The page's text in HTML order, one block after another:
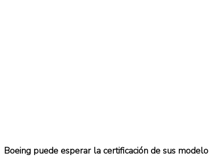
Boeing puede esperar la certificación de sus modelo